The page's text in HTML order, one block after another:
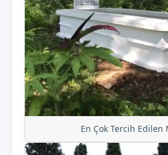
En Çok Tercih Edilen